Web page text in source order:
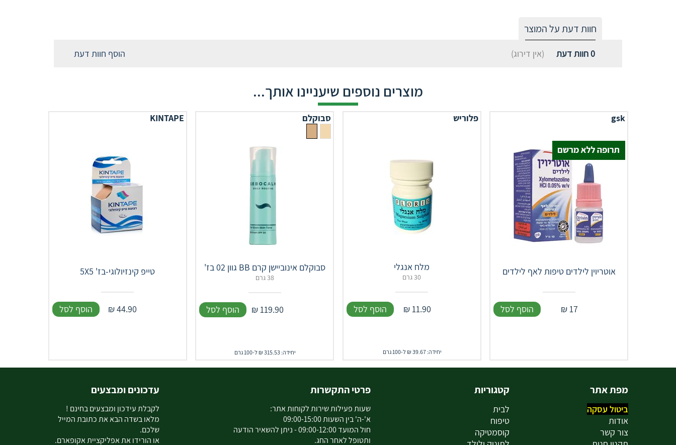
חוות דעת על המוצר
0חוות דעת (אין דירוג) הוסף חוות דעת
מוצרים נוספים שיעניינו אותך...
gsk
אוטריוין לילדים טיפות לאף לילדים
17
₪ הוסף לסל
פלוריש
מלח אנגלי
30 גרם
11.90
₪ הוסף לסל
יחידה: 39.67 ₪ ל-100 גרם
סבוקלם
סבוקלם אינוביישן קרם BB גוון 02 בז'
38 גרם
119.90
₪ הוסף לסל
יחידה: 315.53 ₪ ל-100 גרם
KINTAPE
טייפ קינזיולוגי-בז' 5X5
44.90
₪ הוסף לסל
מפת אתר
ביטול עסקה
אודות
צור קשר
קטגוריות
לבית
טיפוח
קוסמטיקה
פרטי התקשרות
שעות פעילות שירות לקוחות אתר:
א'-ה' בין השעות 09:00-15:00
חול המועד 09:00-12:00 - ניתן להשאיר הודעה
ותטופל לאחר החג.
עדכונים ומבצעים
לקבלת עידכון ומבצעים בחינם !
מלאו בשדה הבא את כתובת המייל
שלכם.
או הורידו את אפליקציית אקופארם.